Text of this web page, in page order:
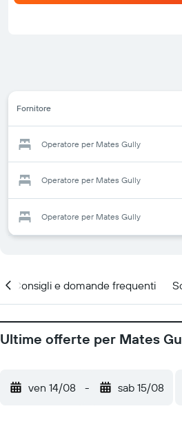
Fornitore
Operatore per Mates Gully
Operatore per Mates Gully
Operatore per Mates Gully
Consigli e domande frequenti
Ultime offerte per Mates
ven 14/08 - sab 15/08